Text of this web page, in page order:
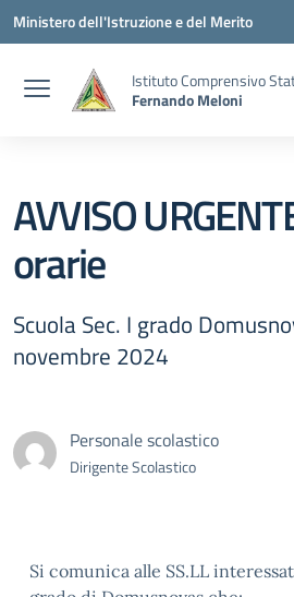
Vai ai contenuti
Vai al menu di navigazione
Vai al footer
Ministero dell'Istruzione e del Merito
Istituto Comprensivo
Fernando Meloni
AVVISO
orarie
Scuola Sec. I grado
novembre 2024
Personale scolastico
Dirigente Scolastico
Si comunica alle SS.LL